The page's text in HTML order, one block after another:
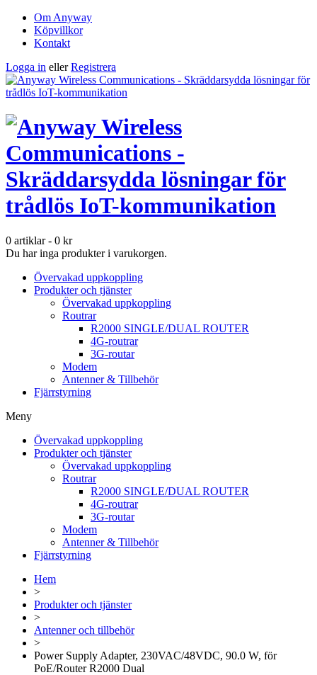
Om Anyway
Köpvillkor
Kontakt
Logga in ellerRegistrera
0 artiklar - 0 kr
Du har inga produkter i varukorgen.
Övervakad uppkoppling
Produkter och tjänster
Övervakad uppkoppling
Routrar
R2000 SINGLE/DUAL ROUTER
4G-routrar
3G-routar
Modem
Antenner & Tillbehör
Fjärrstyrning
Meny
Övervakad uppkoppling
Produkter och tjänster
Övervakad uppkoppling
Routrar
R2000 SINGLE/DUAL ROUTER
4G-routrar
3G-routar
Modem
Antenner & Tillbehör
Fjärrstyrning
Hem
>
Produkter och tjänster
>
Antenner och tillbehör
>
Power Supply Adapter, 230VAC/48VDC, 90.0 W, för
PoE/Router R2000 Dual